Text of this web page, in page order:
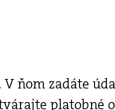
ňom zadáte
platobné